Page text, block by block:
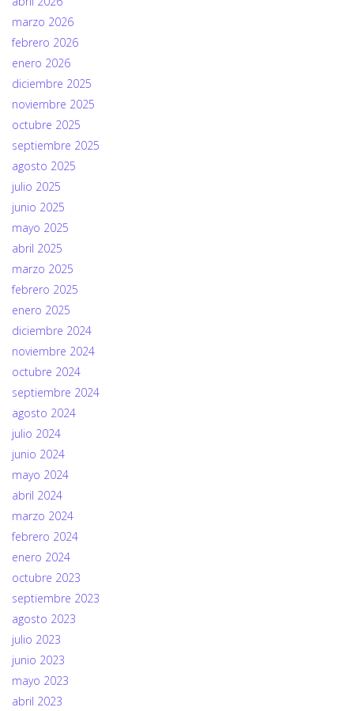
marzo 2026
febrero 2026
enero 2026
diciembre 2025
noviembre 2025
octubre 2025
septiembre 2025
agosto 2025
julio 2025
junio 2025
mayo 2025
abril 2025
marzo 2025
febrero 2025
enero 2025
diciembre 2024
noviembre 2024
octubre 2024
septiembre 2024
agosto 2024
julio 2024
junio 2024
mayo 2024
abril 2024
marzo 2024
febrero 2024
enero 2024
octubre 2023
septiembre 2023
agosto 2023
julio 2023
junio 2023
mayo 2023
abril 2023